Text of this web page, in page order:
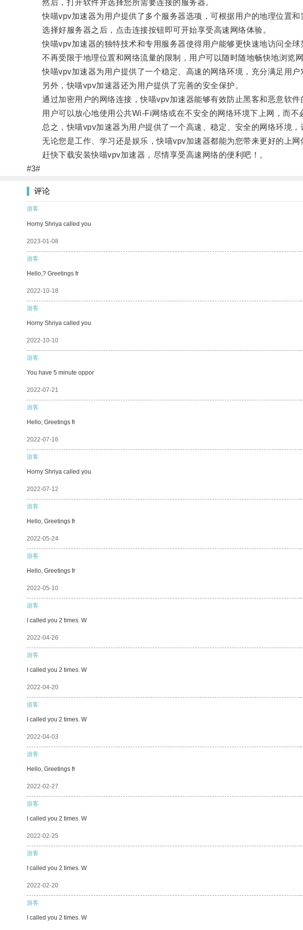
然后，打开软件并选择您所需要连接的服务器。
快喵vpv加速器为用户提供了多个服务器选项，可根据用户的地理位置和
选择好服务器之后，点击连接按钮即可开始享受高速网络体验。
快喵vpv加速器的独特技术和专用服务器使得用户能够更快速地访问全球
不再受限于地理位置和网络流量的限制，用户可以随时随地畅快地浏览网
快喵vpv加速器为用户提供了一个稳定、高速的网络环境，充分满足用户
另外，快喵vpv加速器还为用户提供了完善的安全保护。
通过加密用户的网络连接，快喵vpv加速器能够有效防止黑客和恶意软件
用户可以放心地使用公共Wi-Fi网络或在不安全的网络环境下上网，而不
总之，快喵vpv加速器为用户提供了一个高速、稳定、安全的网络环境，
无论您是工作、学习还是娱乐，快喵vpv加速器都能为您带来更好的上网
赶快下载安装快喵vpv加速器，尽情享受高速网络的便利吧！。
#3#
评论
游客
Horny Shriya called you
2023-01-08
游客
Hello,? Greetings fr
2022-10-18
游客
Horny Shriya called you
2022-10-10
游客
You have 5 minute oppor
2022-07-21
游客
Hello, Greetings fr
2022-07-16
游客
Horny Shriya called you
2022-07-12
游客
Hello, Greetings fr
2022-05-24
游客
Hello, Greetings fr
2022-05-10
游客
I called you 2 times. W
2022-04-26
游客
I called you 2 times. W
2022-04-20
游客
I called you 2 times. W
2022-04-03
游客
Hello, Greetings fr
2022-02-27
游客
I called you 2 times. W
2022-02-25
游客
I called you 2 times. W
2022-02-20
游客
I called you 2 times. W